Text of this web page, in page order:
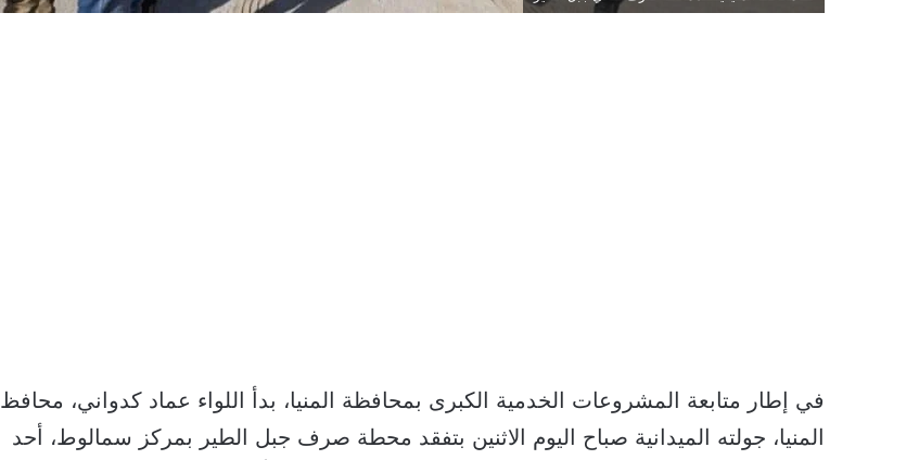
في إطار متابعة المشروعات الخدمية الكبرى بمحافظة المنيا، بدأ اللواء عماد كدواني، محافظ
المنيا، جولته الميدانية صباح اليوم الاثنين بتفقد محطة صرف جبل الطير بمركز سمالوط، أحد